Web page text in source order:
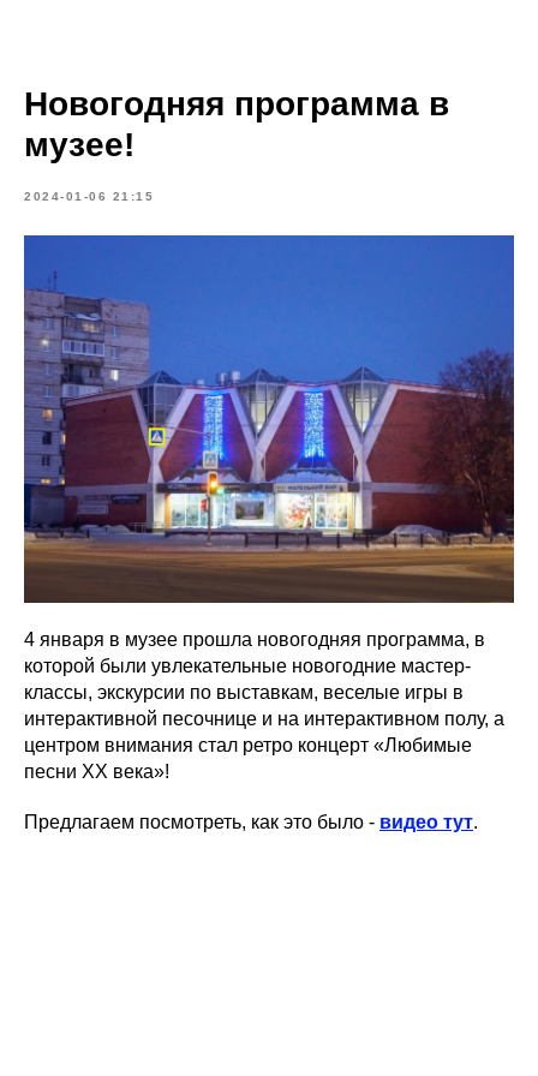
Новогодняя программа в
музее!
2024-01-06 21:15
4 января в музее прошла новогодняя программа, в
которой были увлекательные новогодние мастер-
классы, экскурсии по выставкам, веселые игры в
интерактивной песочнице и на интерактивном полу, а
центром внимания стал ретро концерт «Любимые
песни ХХ века»!
Предлагаем посмотреть, как это было - видео тут.